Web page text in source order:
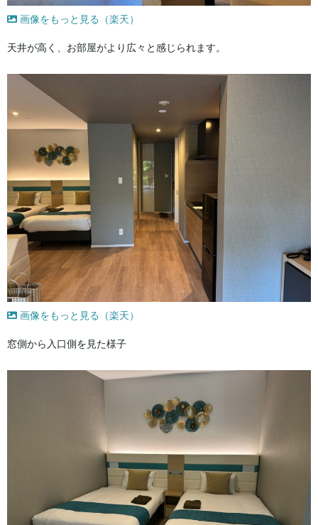
画像をもっと見る（楽天）
天井が高く、お部屋がより広々と感じられます。
画像をもっと見る（楽天）
窓側から入口側を見た様子